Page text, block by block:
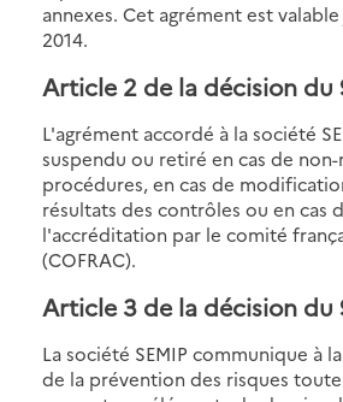
annexes. Cet agrément est
2014.
Article 2 de la décision du
L'agrément accordé à la société
suspendu ou retiré en cas de
procédures, en cas de
résultats des contrôles ou en cas
l'accréditation par le comité
(COFRAC).
Article 3 de la décision du
La société SEMIP communique à
de la prévention des risques